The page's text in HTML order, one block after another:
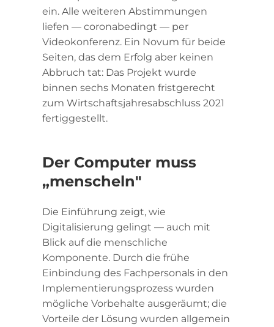
ein. Alle weiteren Abstimmungen
liefen — coronabedingt — per
Videokonferenz. Ein Novum für beide
Seiten, das dem Erfolg aber keinen
Abbruch tat: Das Projekt wurde
binnen sechs Monaten fristgerecht
zum Wirtschaftsjahresabschluss 2021
fertiggestellt.
Der Computer muss
„menscheln"
Die Einführung zeigt, wie
Digitalisierung gelingt — auch mit
Blick auf die menschliche
Komponente. Durch die frühe
Einbindung des Fachpersonals in den
Implementierungsprozess wurden
mögliche Vorbehalte ausgeräumt; die
Vorteile der Lösung wurden allgemein